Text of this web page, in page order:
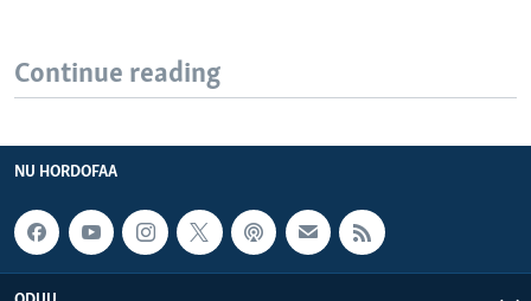
Continue reading
NU HORDOFAA